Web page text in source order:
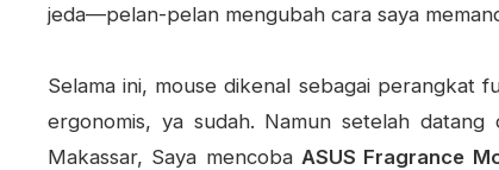
jeda—pelan-pelan mengubah cara saya
Selama ini, mouse dikenal sebagai perangkat
ergonomis, ya sudah. Namun setelah
Makassar, Saya mencoba ASUS Fragrance